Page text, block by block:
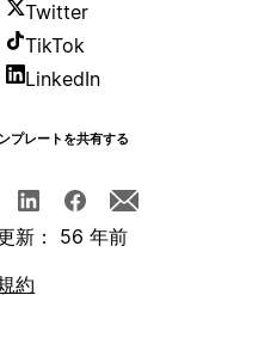
Twitter
TikTok
LinkedIn
プレートを共有する
新： 56 年前
約